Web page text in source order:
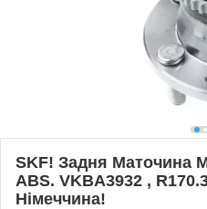
SKF! Задня Маточина
ABS. VKBA3932 ,
Німеччина!